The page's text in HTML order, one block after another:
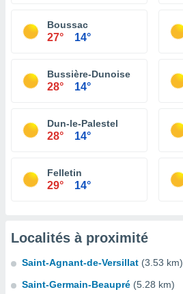
Boussac
27° 14°
Bussière-Dunoise
28° 14°
Dun-le-Palestel
28° 14°
Felletin
29° 14°
Localités à proximité
Saint-Agnant-de-Versillat (3.53 km)
Saint-Germain-Beaupré (5.28 km)